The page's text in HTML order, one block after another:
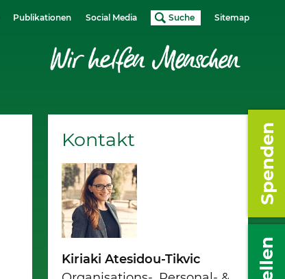
Publikationen Social Media Suche Sitemap
Kontakt
Kiriaki Atesidou-Tikvic
Spenden